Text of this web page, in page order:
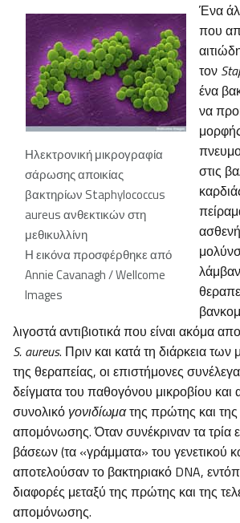
Ηλεκτρονική μικρογραφία
σάρωσης αποικίας
βακτηρίων Staphylococcus
aureus ανθεκτικών στη
μεθικυλλίνη
Η εικόνα προσφέρθηκε από
Annie Cavanagh / Wellcome
Images
Ένα
που
τον
ένα
να
στις
λιγοστά αντιβιοτικά που είναι ακόμα
S. aureus. Πριν και κατά τη διάρκεια
της θεραπείας, οι επιστήμονες
δείγματα του παθογόνου μικροβίου και
συνολικό γονιδίωματης πρώτης και της
απομόνωσης. Όταν συνέκριναν τα τρία
βάσεων (τα «γράμματα» του γενετικού
αποτελούσαν το βακτηριακό DNA,
διαφορές μεταξύ της πρώτης και της
απομόνωσης.